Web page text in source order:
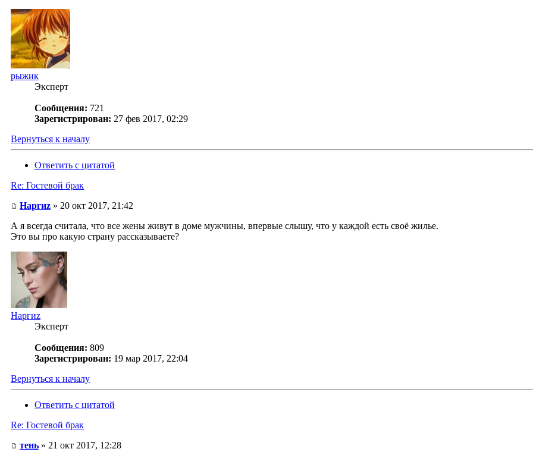
рыжик
Эксперт
Сообщения: 721
Зарегистрирован: 27 фев 2017, 02:29
Вернуться к началу
Ответить с цитатой
Re: Гостевой брак
Наргиz » 20 окт 2017, 21:42
А я всегда считала, что все жены живут в доме мужчины, впервые слышу, что у каждой есть своё жилье.
Это вы про какую страну рассказываете?
Наргиz
Эксперт
Сообщения: 809
Зарегистрирован: 19 мар 2017, 22:04
Вернуться к началу
Ответить с цитатой
Re: Гостевой брак
тень » 21 окт 2017, 12:28